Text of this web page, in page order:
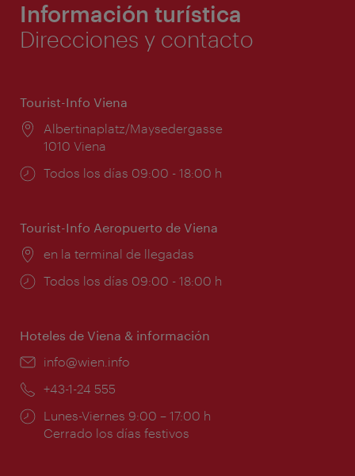
Información turística
Direcciones y contacto
Tourist-Info Viena
Lugar:
Albertinaplatz/Maysedergasse
1010 Viena
Horarios
Todos los días 09:00 - 18:00 h
Tourist-Info Aeropuerto de Viena
Lugar:
en la terminal de llegadas
Horarios
Todos los días 09:00 - 18:00 h
Hoteles de Viena & información
e-
info@wien.info
Teléfono:
+43-1-24 555
Horarios
de
Lunes-Viernes 9:00 – 17:00 h
Cerrado los días festivos